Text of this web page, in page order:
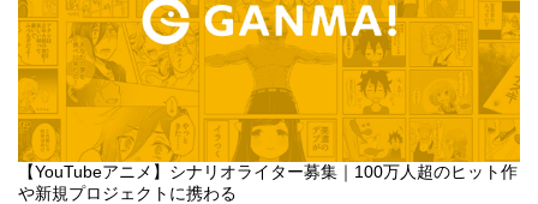
【YouTubeアニメ】シナリオライター募集｜100万人超のヒット作
や新規プロジェクトに携わる